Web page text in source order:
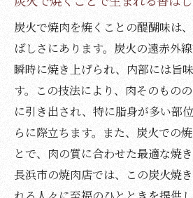
炭火で焼肉を焼くことの醍醐味は
ばしさにあります。炭火の遠赤外
瞬時に焼き上げられ、内部には旨
す。この技法により、肉そのもの
に引き出され、特に脂身が多い部
らに際立ちます。また、炭火での
とで、肉の質に合わせた最適な焼
長浜市の焼肉店では、この炭火焼